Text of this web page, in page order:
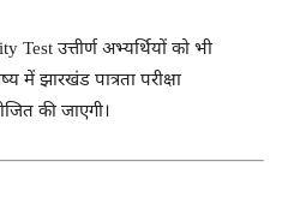
Test उत्तीर्ण अभ्यर्थियों को भी
में झारखंड पात्रता परीक्षा
की जाएगी।